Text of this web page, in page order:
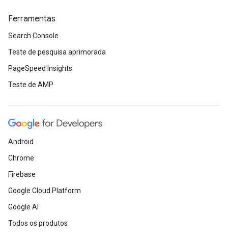
Ferramentas
Search Console
Teste de pesquisa aprimorada
PageSpeed Insights
Teste de AMP
Android
Chrome
Firebase
Google Cloud Platform
Google AI
Todos os produtos